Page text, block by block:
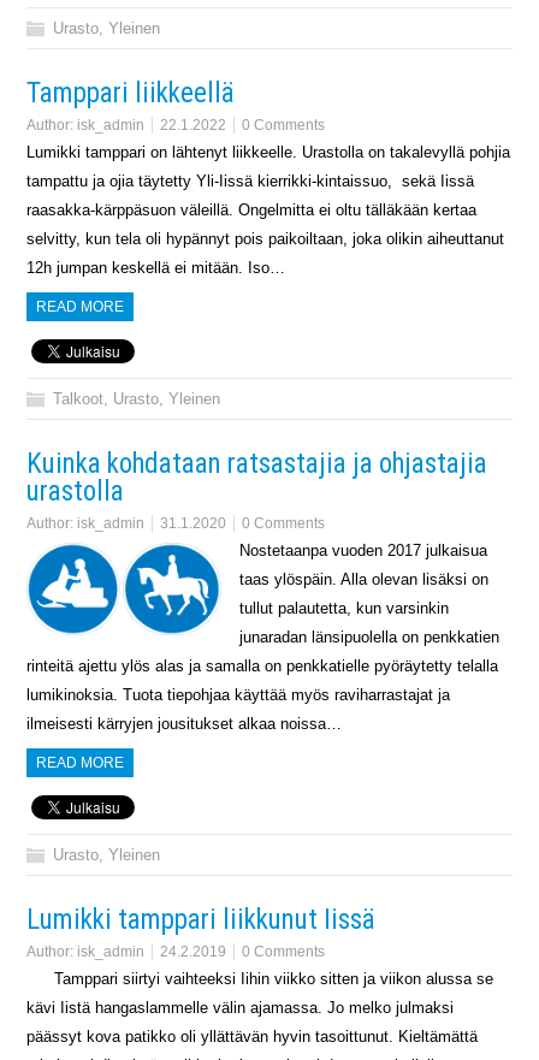
Urasto,Yleinen
Tamppari liikkeellä
Author: isk_admin 22.1.2022 0 Comments
Lumikki tamppari on lähtenyt liikkeelle. Urastolla on takalevyllä pohjia
tampattu ja ojia täytetty Yli-Iissä kierrikki-kintaissuo, sekä Iissä
raasakka-kärppäsuon väleillä. Ongelmitta ei oltu tälläkään kertaa
selvitty, kun tela oli hypännyt pois paikoiltaan, joka olikin aiheuttanut
12h jumpan keskellä ei mitään. Iso…
READ MORE
Talkoot, Urasto,Yleinen
Kuinka kohdataan ratsastajia ja ohjastajia
urastolla
Author: isk_admin 31.1.2020 0 Comments
Nostetaanpa vuoden 2017 julkaisua
taas ylöspäin. Alla olevan lisäksi on
tullut palautetta, kun varsinkin
junaradan länsipuolella on penkkatien
rinteitä ajettu ylös alas ja samalla on penkkatielle pyöräytetty telalla
lumikinoksia. Tuota tiepohjaa käyttää myös raviharrastajat ja
ilmeisesti kärryjen jousitukset alkaa noissa…
READ MORE
Urasto,Yleinen
Lumikki tamppari liikkunut Iissä
Author: isk_admin 24.2.2019 0 Comments
Tamppari siirtyi vaihteeksi Iihin viikko sitten ja viikon alussa se
kävi Iistä hangaslammelle välin ajamassa. Jo melko julmaksi
päässyt kova patikko oli yllättävän hyvin tasoittunut. Kieltämättä